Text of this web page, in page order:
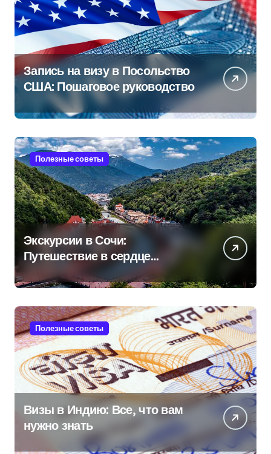
Запись на визу в Посольство
США: Пошаговое руководство
Полезные советы
Экскурсии в Сочи:
Путешествие в сердце
Черноморского курорта
Полезные советы
Визы в Индию: Все, что вам
нужно знать